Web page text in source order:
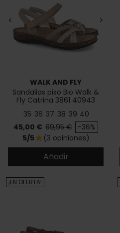
< >
WALK AND FLY
Sandalias piso Bio Walk &
Fly Catrina 3861 40943
35 36 37 38 39 40
Precio
45,00 € Precio base
69,95 € -36%
5/5star (3 opiniones)
Añadir
¡EN OFERTA!